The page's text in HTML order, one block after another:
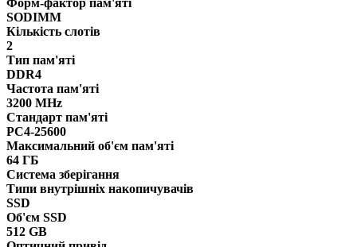
Форм-фактор пам'яті
SODIMM
Кількість слотів
2
Тип пам'яті
DDR4
Частота пам'яті
3200 MHz
Стандарт пам'яті
PC4-25600
Максимальний об'єм пам'яті
64 ГБ
Система зберігання
Типи внутрішніх накопичувачів
SSD
Об'єм SSD
512 GB